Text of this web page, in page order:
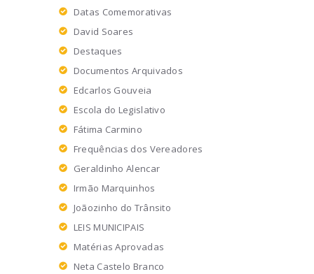
Datas Comemorativas
David Soares
Destaques
Documentos Arquivados
Edcarlos Gouveia
Escola do Legislativo
Fátima Carmino
Frequências dos Vereadores
Geraldinho Alencar
Irmão Marquinhos
Joãozinho do Trânsito
LEIS MUNICIPAIS
Matérias Aprovadas
Neta Castelo Branco